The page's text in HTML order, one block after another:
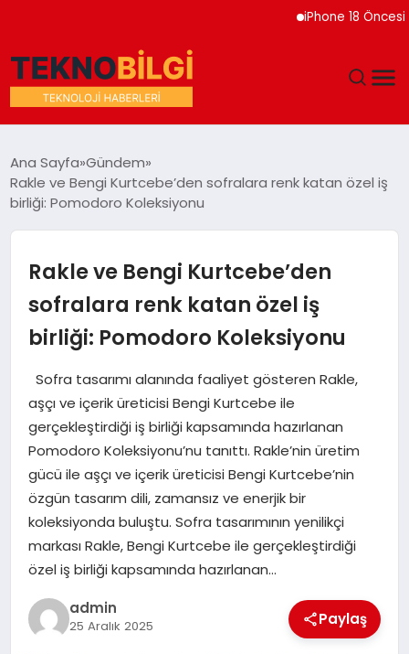
iPhone 18 Öncesi
DÜNYA
MAGAZIN
SAĞLIK
SIYASET
SPOR
TEKNOLOJI
YAŞAM
Ana Sayfa Gündem
Rakle ve Bengi Kurtcebe’den sofralara renk katan özel iş
birliği: Pomodoro Koleksiyonu
Rakle ve Bengi Kurtcebe’den
sofralara renk katan özel iş
birliği: Pomodoro Koleksiyonu
Sofra tasarımı alanında faaliyet gösteren Rakle,
aşçı ve içerik üreticisi Bengi Kurtcebe ile
gerçekleştirdiği iş birliği kapsamında hazırlanan
Pomodoro Koleksiyonu’nu tanıttı. Rakle’nin üretim
gücü ile aşçı ve içerik üreticisi Bengi Kurtcebe’nin
özgün tasarım dili, zamansız ve enerjik bir
koleksiyonda buluştu. Sofra tasarımının yenilikçi
markası Rakle, Bengi Kurtcebe ile gerçekleştirdiği
özel iş birliği kapsamında hazırlanan…
admin
25 Aralık 2025 Paylaş